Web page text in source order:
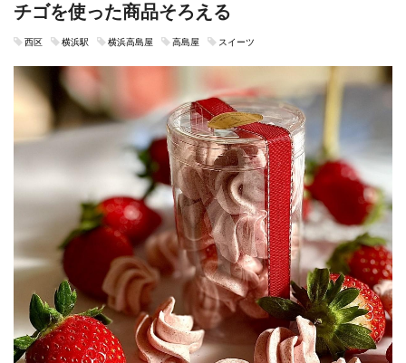
チゴを使った商品そろえる
西区 横浜駅 横浜高島屋 高島屋 スイーツ